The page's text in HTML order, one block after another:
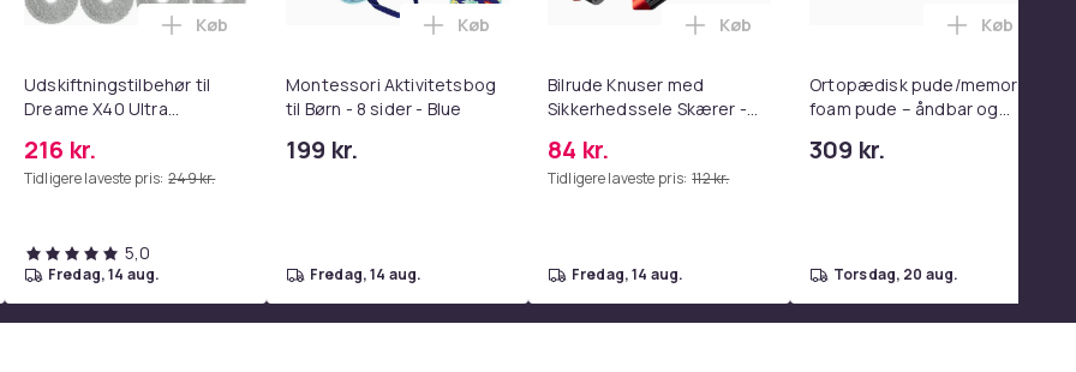
- Mave- og coretræning, yoga og hjemmetræningscenter Pink i kurven
Beauty Vanity Namira - make up spejl med belysning - hollywood spejl - schminke spejl med lys - hvid - dæmpbar med tre
Udskiftningstilbehør til
Dreame X40 Ultra
216 kr.
Tidligere laveste pris: 249 kr.
Læg Udskiftningstilbehør til Dreame X40 Ultra Complete i kurven
Køb
5,0
fredag, 14 aug.
Montessori Aktivitetsbog
til Børn - 8 sider - Blue
199 kr.
Læg Montessori Aktivitetsbog til Børn - 8 sider - Blue i kurven
Køb
fredag, 14 aug.
Bilrude Knuser med
Sikkerhedssele Skærer -
Kompatibel med Alle
Bilmodeller Red
84 kr.
Tidligere laveste pris: 112 kr.
Læg Bilrude Knuser med
Køb
fredag, 14 aug.
Ortopædisk pude/memory
foam pude – åndbar og
309 kr.
Læg
Køb
torsdag, 20 aug.